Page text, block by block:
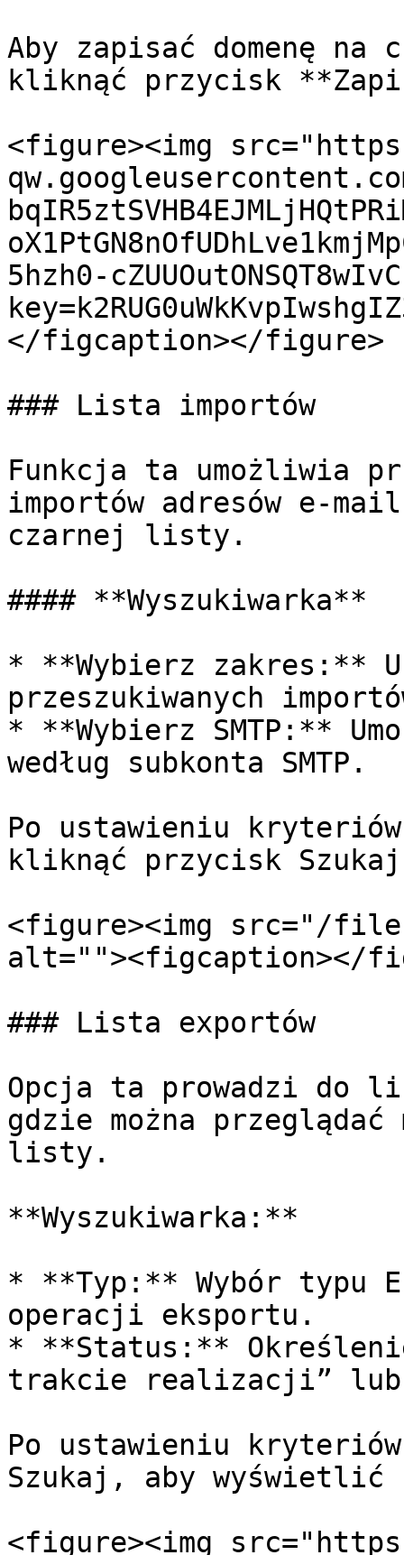
Aby zapisać domenę
kliknąć przycisk
<figure><img
5hzh0-
</figcaption></figure>
### Lista importów
Funkcja ta umożliwia
importów adresów e-
czarnej listy.
#### **Wyszukiwarka**
* **Wybierz zakres:**
przeszukiwanych
* **Wybierz SMTP:**
według subkonta SMTP.
Po ustawieniu
kliknąć przycisk
<figure><img src="/files/
alt=""><figcaption></
### Lista exportów
Opcja ta prowadzi do
gdzie można
listy.
**Wyszukiwarka:**
* **Typ:** Wybór typu
operacji eksportu.
* **Status:**
trakcie realizacji” lub
Po ustawieniu
Szukaj, aby
<figure><img